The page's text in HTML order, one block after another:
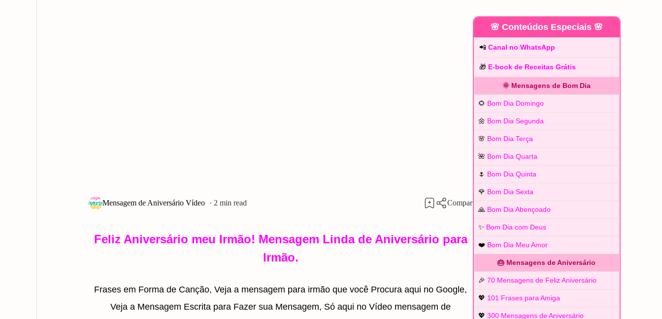
2
Feliz Aniversário meu Irmão! Mensagem Linda de Aniversário para
Irmão.
Frases em Forma de Canção, Veja a mensagem para irmão que você Procura aqui no Google,
Veja a Mensagem Escrita para Fazer sua Mensagem, Só aqui no Vídeo mensagem de
🌸 Conteúdos Especiais 🌸
📲 Canal no WhatsApp
🎁 E-book de Receitas Grátis
🌞 Mensagens de Bom Dia
🌻 Bom Dia Domingo
🌼 Bom Dia Segunda
🌸 Bom Dia Terça
🌺 Bom Dia Quarta
🌷 Bom Dia Quinta
🌹 Bom Dia Sexta
🙏 Bom Dia Abençoado
✨ Bom Dia com Deus
❤️ Bom Dia Meu Amor
🎂 Mensagens de Aniversário
🎉 70 Mensagens de Feliz Aniversário
💖 101 Frases para Amiga
💖 300 Mensagens de Aniversário